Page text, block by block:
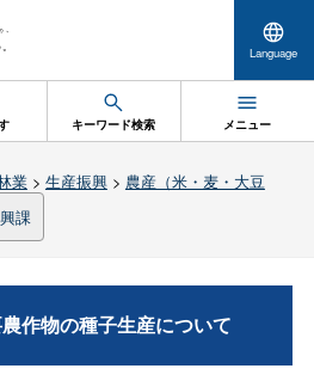
Language
キーワード検索 メニュー
業> 生産振興> 農産（米・麦・大豆
課
作物の種子生産について